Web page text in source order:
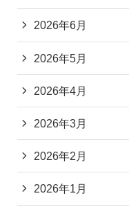
2026年6月
2026年5月
2026年4月
2026年3月
2026年2月
2026年1月